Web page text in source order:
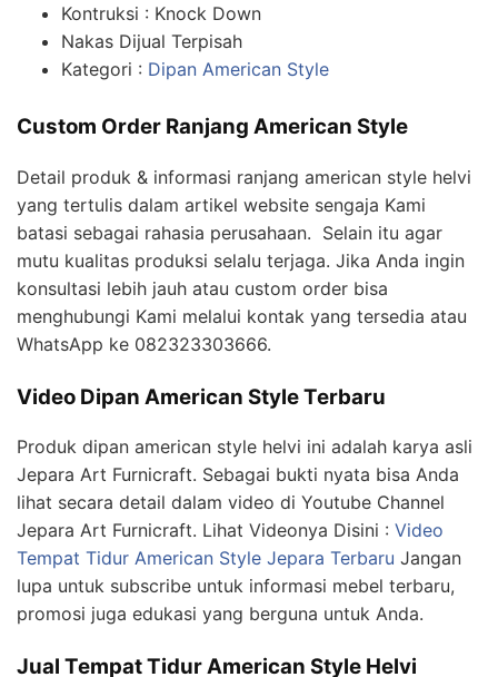
Kontruksi : Knock Down
Nakas Dijual Terpisah
Kategori : Dipan American Style
Custom Order Ranjang American Style
Detail produk & informasi ranjang american style helvi
yang tertulis dalam artikel website sengaja Kami
batasi sebagai rahasia perusahaan. Selain itu agar
mutu kualitas produksi selalu terjaga. Jika Anda ingin
konsultasi lebih jauh atau custom order bisa
menghubungi Kami melalui kontak yang tersedia atau
WhatsApp ke 082323303666.
Video Dipan American Style Terbaru
Produk dipan american style helvi ini adalah karya asli
Jepara Art Furnicraft. Sebagai bukti nyata bisa Anda
lihat secara detail dalam video di Youtube Channel
Jepara Art Furnicraft. Lihat Videonya Disini : Video
Tempat Tidur American Style Jepara Terbaru Jangan
lupa untuk subscribe untuk informasi mebel terbaru,
promosi juga edukasi yang berguna untuk Anda.
Jual Tempat Tidur American Style Helvi